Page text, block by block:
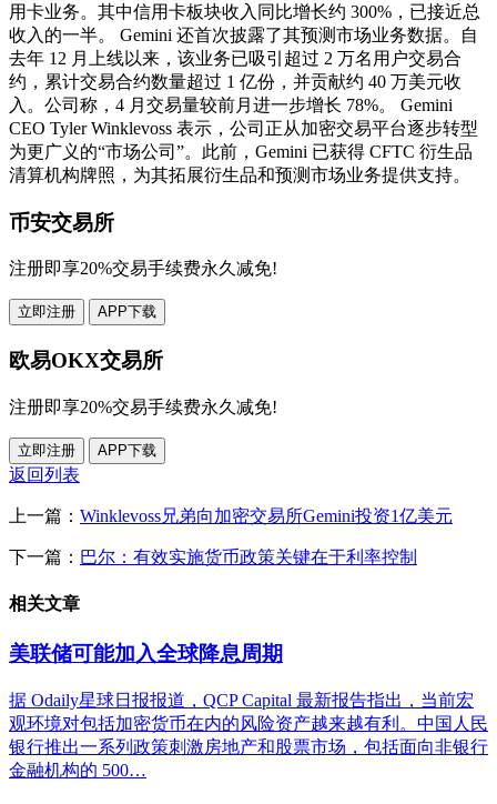
用卡业务。其中信用卡板块收入同比增长约 300%，已接近总
收入的一半。 Gemini 还首次披露了其预测市场业务数据。自
去年 12 月上线以来，该业务已吸引超过 2 万名用户交易合
约，累计交易合约数量超过 1 亿份，并贡献约 40 万美元收
入。公司称，4 月交易量较前月进一步增长 78%。 Gemini
CEO Tyler Winklevoss 表示，公司正从加密交易平台逐步转型
为更广义的“市场公司”。此前，Gemini 已获得 CFTC 衍生品
清算机构牌照，为其拓展衍生品和预测市场业务提供支持。
币安交易所
注册即享20%交易手续费永久减免!
立即注册 APP下载
欧易OKX交易所
注册即享20%交易手续费永久减免!
立即注册 APP下载
返回列表
上一篇： Winklevoss兄弟向加密交易所Gemini投资1亿美元
下一篇： 巴尔：有效实施货币政策关键在于利率控制
相关文章
美联储可能加入全球降息周期
据 Odaily星球日报报道，QCP Capital 最新报告指出，当前宏
观环境对包括加密货币在内的风险资产越来越有利。中国人民
银行推出一系列政策刺激房地产和股票市场，包括面向非银行
金融机构的 500…